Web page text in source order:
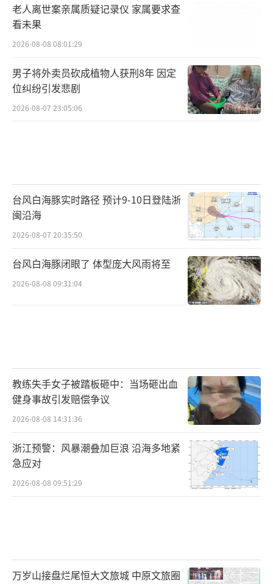
老人离世案亲属质疑记录仪 家属要求查
看未果
2026-08-08 08:01:29
男子将外卖员砍成植物人获刑8年 因定
位纠纷引发悲剧
2026-08-07 23:05:06
台风白海豚实时路径 预计9-10日登陆浙
闽沿海
2026-08-07 20:35:50
台风白海豚闭眼了 体型庞大风雨将至
2026-08-08 09:31:04
教练失手女子被踏板砸中：当场砸出血
健身事故引发赔偿争议
2026-08-08 14:31:36
浙江预警：风暴潮叠加巨浪 沿海多地紧
急应对
2026-08-08 09:51:29
万岁山接盘烂尾恒大文旅城 中原文旅圈